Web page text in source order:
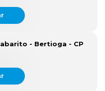
- Bertioga - CP